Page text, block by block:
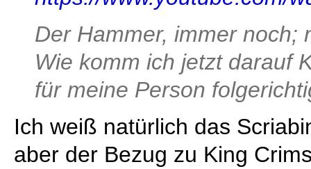
Der Hammer, immer noch;
Wie komm ich jetzt darauf
für meine Person
Ich weiß natürlich das
aber der Bezug zu King